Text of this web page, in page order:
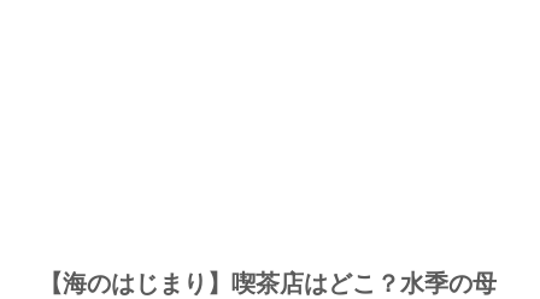
【海のはじまり】喫茶店はどこ？水季の母